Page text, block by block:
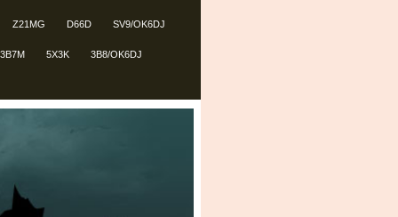
Z21MG D66D SV9/OK6DJ
3B7M 5X3K 3B8/OK6DJ